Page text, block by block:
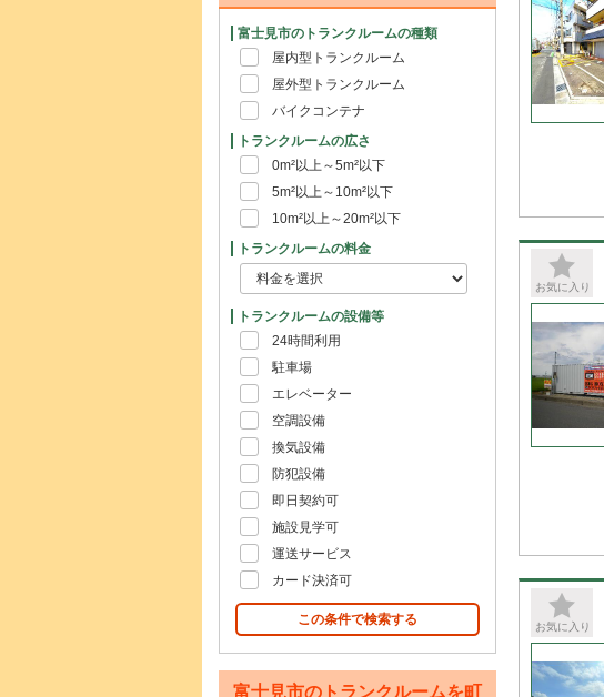
お気に入り
お気に入り
富士見市のトランクルームの種類
屋内型トランクルーム
屋外型トランクルーム
バイクコンテナ
トランクルームの広さ
0m²以上～5m²以下
5m²以上～10m²以下
10m²以上～20m²以下
トランクルームの料金
トランクルームの設備等
24時間利用
駐車場
エレベーター
空調設備
換気設備
防犯設備
即日契約可
施設見学可
運送サービス
カード決済可
この条件で検索する
富士見市のトランクルームを町